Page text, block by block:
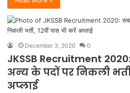
December 3, 2020 0
JKSSB Recruitment
अन्‍य के पदों पर निकली
अप्‍लाई